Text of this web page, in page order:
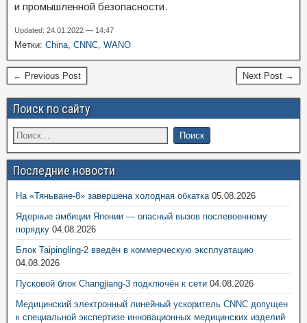
и промышленной безопасности.
Updated: 24.01.2022 — 14:47
Метки: China, CNNC, WANO
← Previous Post Next Post →
Поиск по сайту
Последние новости
На «Тяньване-8» завершена холодная обкатка 05.08.2026
Ядерные амбиции Японии — опасный вызов послевоенному
порядку 04.08.2026
Блок Taipingling-2 введён в коммерческую эксплуатацию
04.08.2026
Пусковой блок Changjiang-3 подключён к сети 04.08.2026
Медицинский электронный линейный ускоритель CNNC допущен
к специальной экспертизе инновационных медицинских изделий